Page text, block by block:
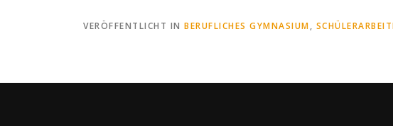
VERÖFFENTLICHT IN BERUFLICHES GYMNASIUM,